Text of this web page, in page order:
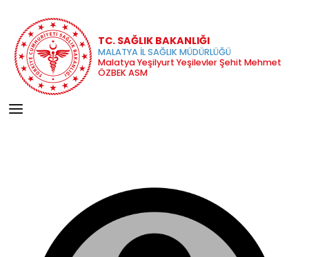
TC. SAĞLIK BAKANLIĞI
MALATYA İL SAĞLIK MÜDÜRLÜĞÜ
Malatya Yeşilyurt Yeşilevler Şehit Mehmet
ÖZBEK ASM